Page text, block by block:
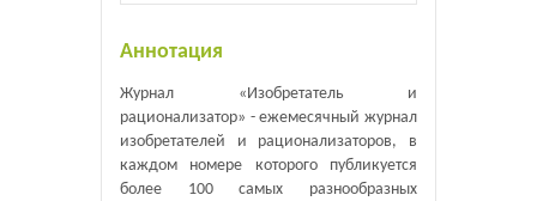
Аннотация
Журнал «Изобретатель и
рационализатор» - ежемесячный журнал
изобретателей и рационализаторов, в
каждом номере которого публикуется
более 100 самых разнообразных